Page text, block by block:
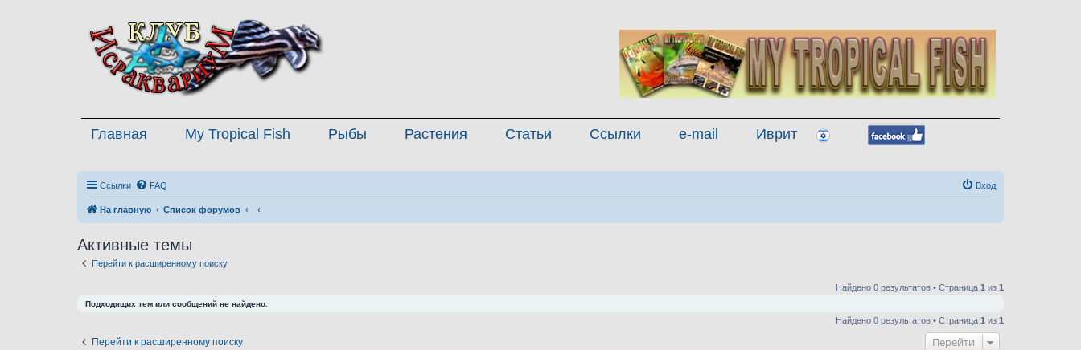
Главная My Tropical Fish Рыбы Растения Статьи Ссылки e-mail Иврит
Ссылки FAQ Вход
На главную Список форумов
Активные темы
Перейти к расширенному поиску
Найдено 0 результатов • Страница 1 из 1
Подходящих тем или сообщений не найдено.
Найдено 0 результатов • Страница 1 из 1
Перейти к расширенному поиску Перейти